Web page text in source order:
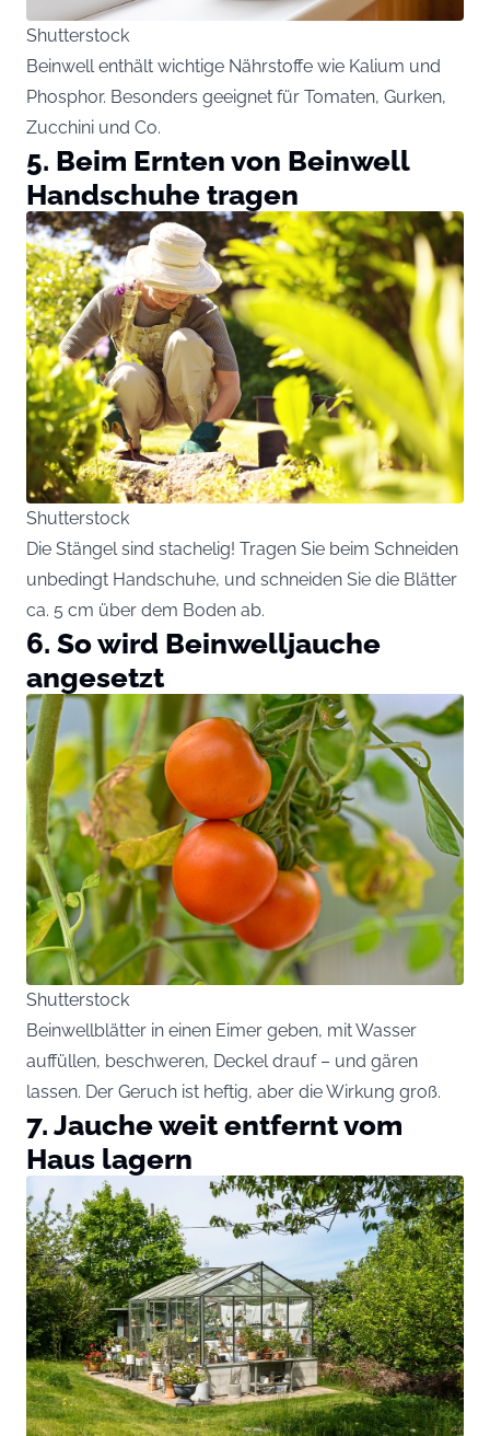
Shutterstock
Beinwell enthält wichtige Nährstoffe wie Kalium und
Phosphor. Besonders geeignet für Tomaten, Gurken,
Zucchini und Co.
5. Beim Ernten von Beinwell
Handschuhe tragen
Shutterstock
Die Stängel sind stachelig! Tragen Sie beim Schneiden
unbedingt Handschuhe, und schneiden Sie die Blätter
ca. 5 cm über dem Boden ab.
6. So wird Beinwelljauche
angesetzt
Shutterstock
Beinwellblätter in einen Eimer geben, mit Wasser
auffüllen, beschweren, Deckel drauf – und gären
lassen. Der Geruch ist heftig, aber die Wirkung groß.
7. Jauche weit entfernt vom
Haus lagern